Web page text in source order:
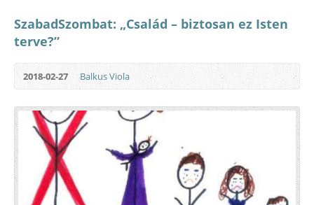
SzabadSzombat: „Család – biztosan ez Isten
terve?”
2018-02-27 Balkus Viola